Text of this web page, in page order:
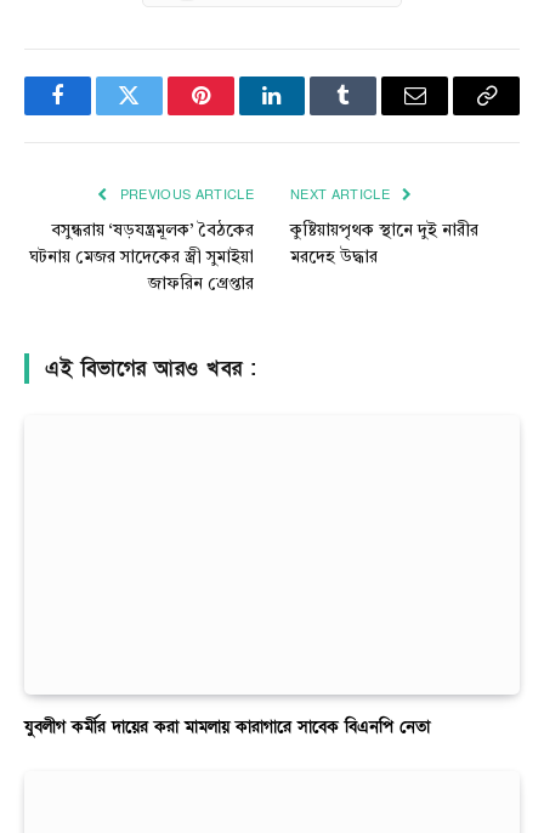
FacebookTwitter PinterestLinkedInTumblr Email
Copy
PREVIOUS ARTICLE
বসুন্ধরায় ‘ষড়যন্ত্রমূলক’ বৈঠকের
ঘটনায় মেজর সাদেকের স্ত্রী সুমাইয়া
জাফরিন গ্রেপ্তার
NEXT ARTICLE
কুষ্টিয়ায়পৃথক স্থানে দুই নারীর
মরদেহ উদ্ধার
এই বিভাগের আরও খবর :
যুবলীগ কর্মীর দায়ের করা মামলায় কারাগারে সাবেক বিএনপি নেতা